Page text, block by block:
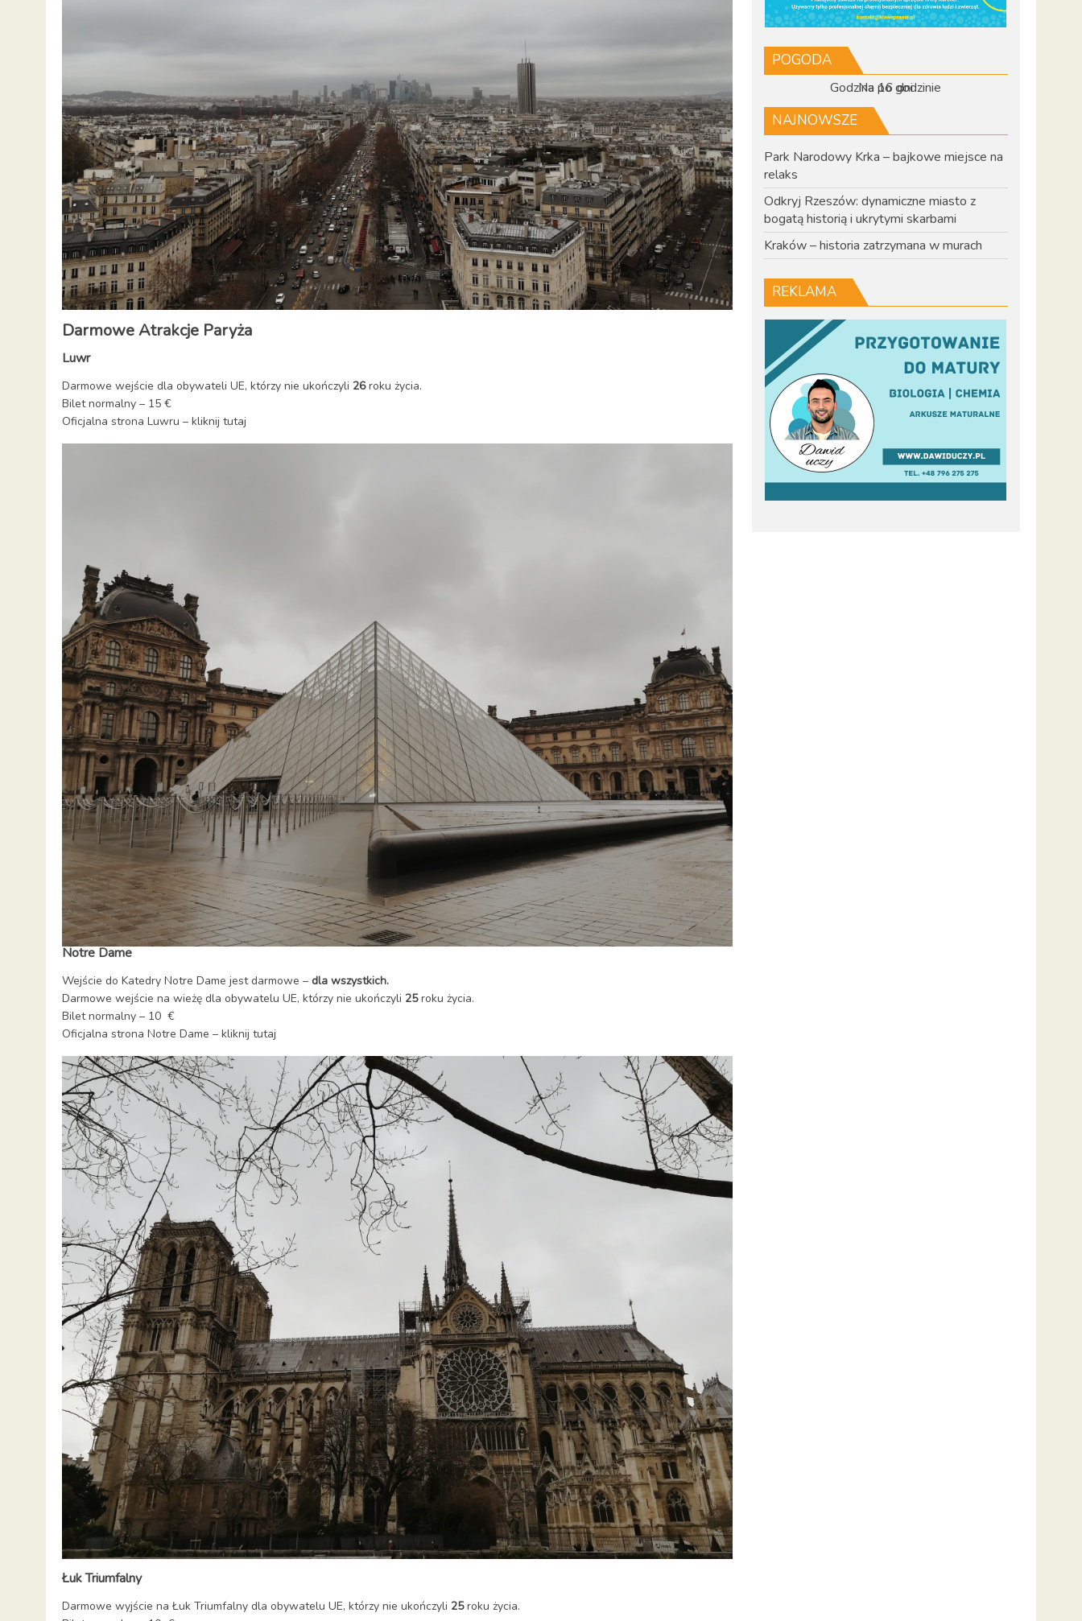
Darmowe Atrakcje Paryża
Luwr
Darmowe wejście dla obywateli UE, którzy nie ukończyli 26roku życia.
Bilet normalny – 15 €
Oficjalna strona Luwru – kliknij tutaj
Notre Dame
Wejście do Katedry Notre Dame jest darmowe – dla wszystkich.
Darmowe wejście na wieżę dla obywatelu UE, którzy nie ukończyli 25roku życia.
Bilet normalny – 10 €
Oficjalna strona Notre Dame – kliknij tutaj
Łuk Triumfalny
Darmowe wyjście na Łuk Triumfalny dla obywatelu UE, którzy nie ukończyli 25roku życia.
POGODA
Godzina po godzinie
Na 16 dni
NAJNOWSZE
Park Narodowy Krka – bajkowe miejsce na
relaks
Odkryj Rzeszów: dynamiczne miasto z
bogatą historią i ukrytymi skarbami
Kraków – historia zatrzymana w murach
REKLAMA